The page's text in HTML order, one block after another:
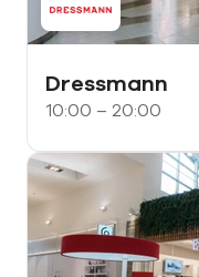
Dressmann
10:00 – 20:00